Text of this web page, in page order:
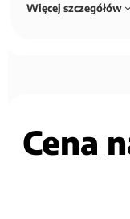
Więcej szczegółów
Cena